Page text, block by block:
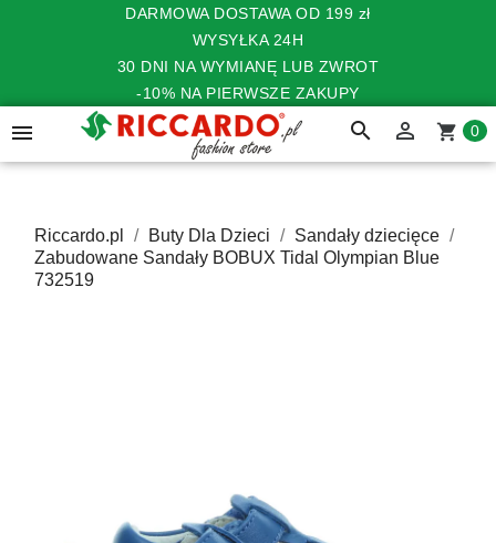
DARMOWA DOSTAWA OD 199 zł
WYSYŁKA 24H
30 DNI NA WYMIANĘ LUB ZWROT
-10% NA PIERWSZE ZAKUPY
 search  shopping_cart 0
Riccardo.pl Buty Dla Dzieci
Sandały dziecięce
Zabudowane Sandały BOBUX Tidal Olympian Blue
732519